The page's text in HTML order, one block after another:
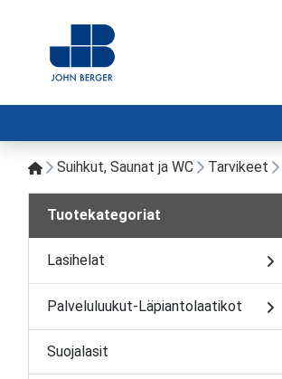
Suihkut, Saunat ja WC Tarvikeet
Tuotekategoriat
Lasihelat
Palveluluukut-Läpiantolaatikot
Suojalasit